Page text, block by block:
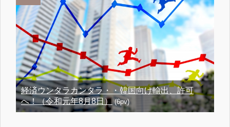
経済ウンタラカンタラ・・韓国向け輸出、許可
へ！（令和元年8月8日） (6pv)